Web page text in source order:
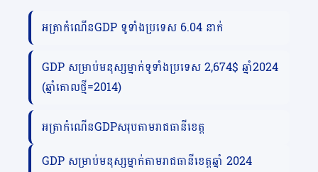
អត្រាកំណើនGDP ទូទាំងប្រទេស 6.04 នាក់
GDP សម្រាប់មនុស្សម្នាក់ទូទាំង​​ប្រទេស 2,674$ ឆ្នាំ2024
(ឆ្នាំគោលថ្មី=2014)
អត្រាកំណើនGDPសរុបតាមរាជធានីខេត្ត
GDP សម្រាប់មនុស្សម្នាក់តាមរាជធានីខេត្តឆ្នាំ 2024